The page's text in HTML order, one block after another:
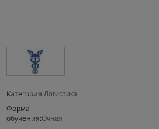
Категория:Логистика
Форма
обучения:Очная